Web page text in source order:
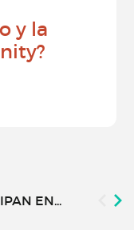
y la
EN...